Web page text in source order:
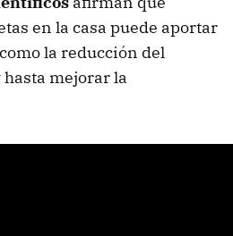
en la casa puede aportar
la reducción del
mejorar la